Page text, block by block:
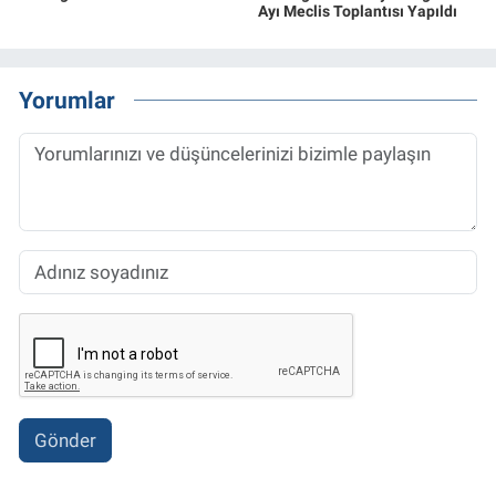
Ayı Meclis Toplantısı Yapıldı
Yorumlar
Gönder